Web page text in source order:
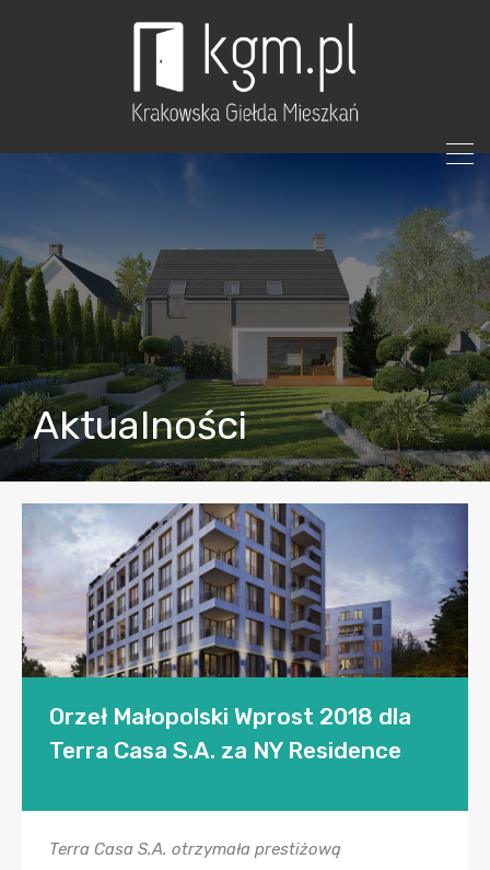
Aktualności
Orzeł Małopolski Wprost 2018 dla
Terra Casa S.A. za NY Residence
Terra Casa S.A. otrzymała prestiżową